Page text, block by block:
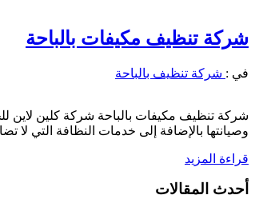
شركة تنظيف مكيفات بالباحة
في : شركة تنظيف بالباحة
شركة تنظيف مكيفات بالباحة شركة كلين
وصيانتها بالإضافة إلى خدمات النظافة التي
قراءة المزيد
أحدث المقالات